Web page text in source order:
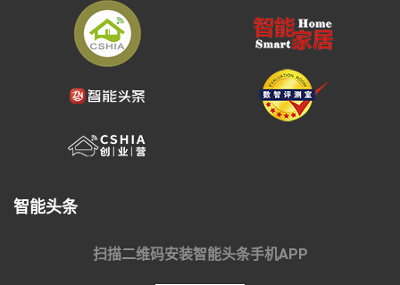
智能头条
扫描二维码安装智能头条手机APP